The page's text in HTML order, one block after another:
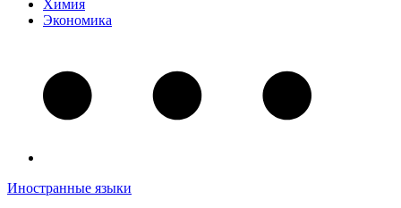
Химия
Экономика
Иностранные языки